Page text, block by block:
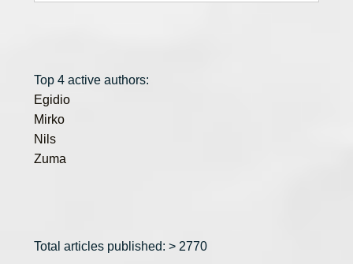
Top 4 active authors:
Egidio
Mirko
Nils
Zuma
Total articles published: > 2770